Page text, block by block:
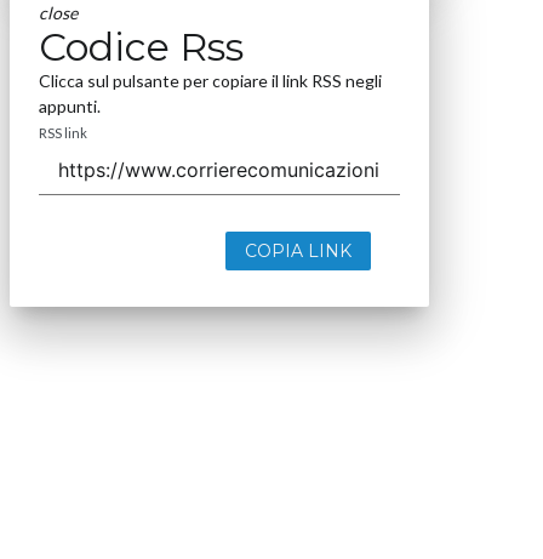
close
Codice Rss
Clicca sul pulsante per copiare il link RSS negli
appunti.
RSS link
COPIA LINK